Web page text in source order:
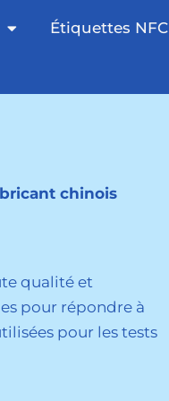
Otevřete NFC Sticker
Étiquettes NFC
chinois
qualité et
pour répondre à
pour les tests